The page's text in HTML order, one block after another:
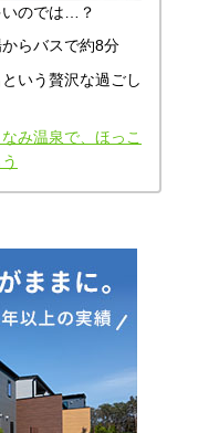
いのでは…？
からバスで約8分
いう贅沢な過ごし
み温泉で、ほっこ